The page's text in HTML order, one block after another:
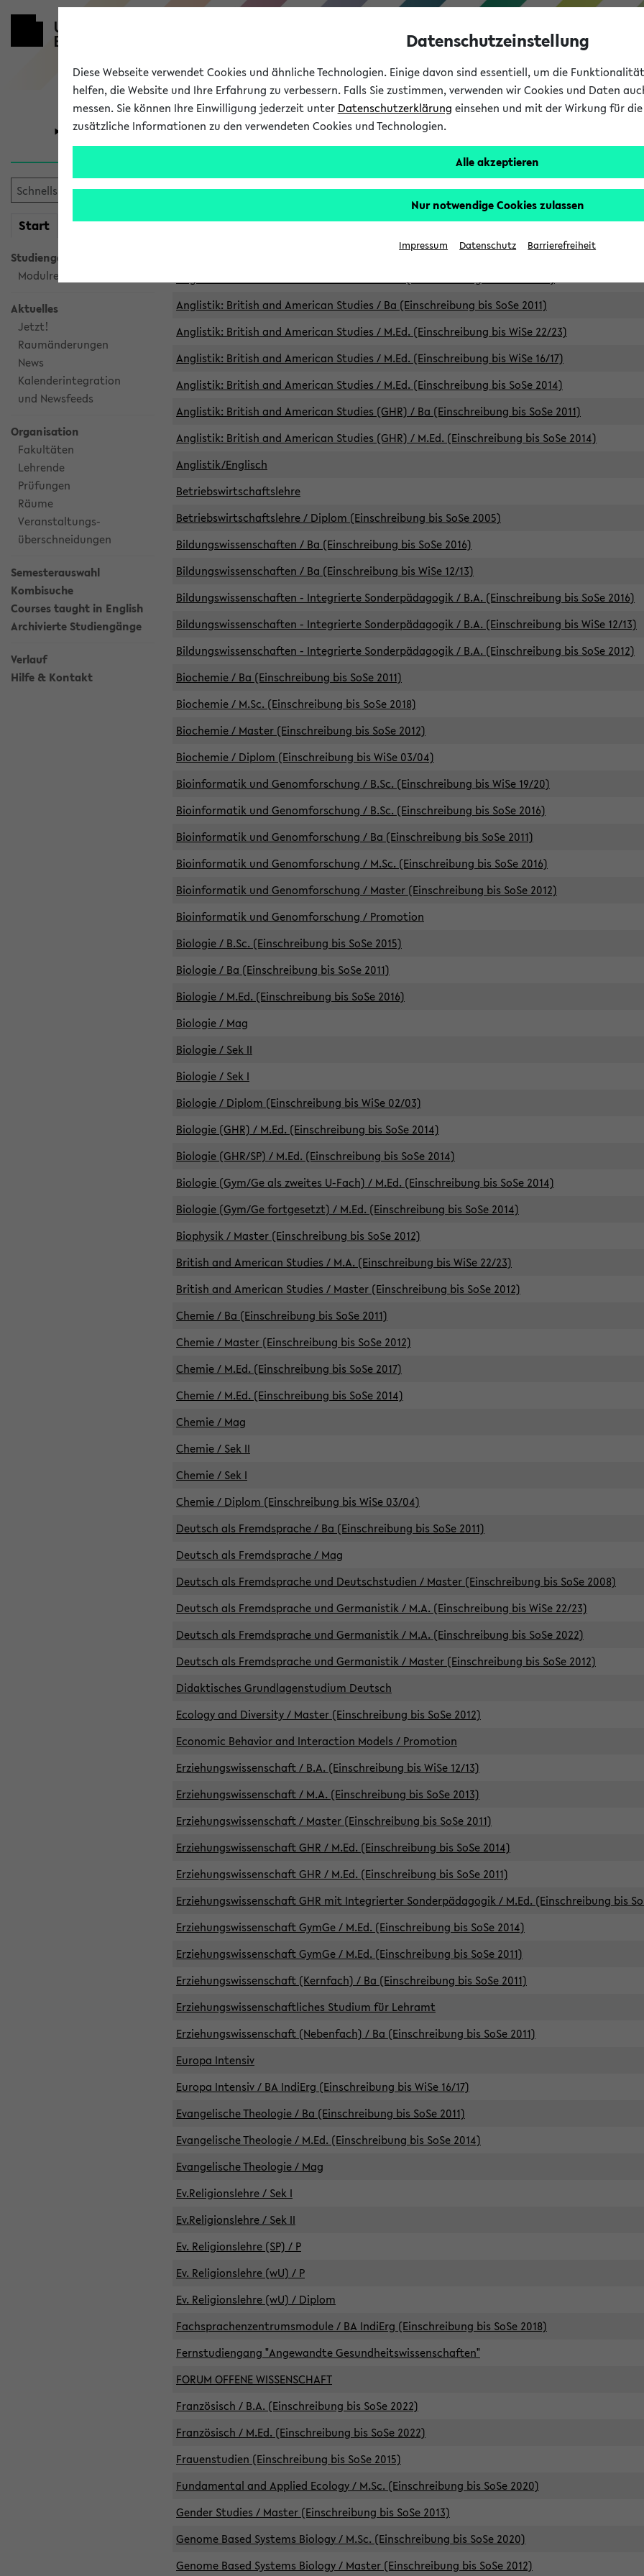
Universität Forschung Studium
Start meineKVV
Studiengangsauswahl
Modulrecherche
Aktuelles
Jetzt!
Raumänderungen
News
Kalenderintegration
und Newsfeeds
Organisation
Fakultäten
Lehrende
Prüfungen
Räume
Veranstaltungs-
überschneidungen
Semesterauswahl
Kombisuche
Courses taught in English
Archivierte Studiengänge
Verlauf
Hilfe & Kontakt
Archivierte Studiengänge
Anglistik: British and American Studies / B.A. (Einschreibung bis WiSe 16/17)
Anglistik: British and American Studies / B.A. (Einschreibung bis SoSe 2015)
Anglistik: British and American Studies / Ba (Einschreibung bis SoSe 2011)
Anglistik: British and American Studies / M.Ed. (Einschreibung bis WiSe 22/23)
Anglistik: British and American Studies / M.Ed. (Einschreibung bis WiSe 16/17)
Anglistik: British and American Studies / M.Ed. (Einschreibung bis SoSe 2014)
Anglistik: British and American Studies (GHR) / Ba (Einschreibung bis SoSe 2011)
Anglistik: British and American Studies (GHR) / M.Ed. (Einschreibung bis SoSe 2014)
Anglistik/Englisch
Betriebswirtschaftslehre
Betriebswirtschaftslehre / Diplom (Einschreibung bis SoSe 2005)
Bildungswissenschaften / Ba (Einschreibung bis SoSe 2016)
Bildungswissenschaften / Ba (Einschreibung bis WiSe 12/13)
Bildungswissenschaften - Integrierte Sonderpädagogik / B.A. (Einschreibung bis SoSe 2016)
Bildungswissenschaften - Integrierte Sonderpädagogik / B.A. (Einschreibung bis WiSe 12/13)
Bildungswissenschaften - Integrierte Sonderpädagogik / B.A. (Einschreibung bis SoSe 2012)
Biochemie / Ba (Einschreibung bis SoSe 2011)
Biochemie / M.Sc. (Einschreibung bis SoSe 2018)
Biochemie / Master (Einschreibung bis SoSe 2012)
Biochemie / Diplom (Einschreibung bis WiSe 03/04)
Bioinformatik und Genomforschung / B.Sc. (Einschreibung bis WiSe 19/20)
Bioinformatik und Genomforschung / B.Sc. (Einschreibung bis SoSe 2016)
Bioinformatik und Genomforschung / Ba (Einschreibung bis SoSe 2011)
Bioinformatik und Genomforschung / M.Sc. (Einschreibung bis SoSe 2016)
Bioinformatik und Genomforschung / Master (Einschreibung bis SoSe 2012)
Bioinformatik und Genomforschung / Promotion
Biologie / B.Sc. (Einschreibung bis SoSe 2015)
Biologie / Ba (Einschreibung bis SoSe 2011)
Biologie / M.Ed. (Einschreibung bis SoSe 2016)
Biologie / Mag
Biologie / Sek II
Biologie / Sek I
Biologie / Diplom (Einschreibung bis WiSe 02/03)
Biologie (GHR) / M.Ed. (Einschreibung bis SoSe 2014)
Biologie (GHR/SP) / M.Ed. (Einschreibung bis SoSe 2014)
Biologie (Gym/Ge als zweites U-Fach) / M.Ed. (Einschreibung bis SoSe 2014)
Biologie (Gym/Ge fortgesetzt) / M.Ed. (Einschreibung bis SoSe 2014)
Biophysik / Master (Einschreibung bis SoSe 2012)
British and American Studies / M.A. (Einschreibung bis WiSe 22/23)
British and American Studies / Master (Einschreibung bis SoSe 2012)
Chemie / Ba (Einschreibung bis SoSe 2011)
Chemie / Master (Einschreibung bis SoSe 2012)
Chemie / M.Ed. (Einschreibung bis SoSe 2017)
Chemie / M.Ed. (Einschreibung bis SoSe 2014)
Chemie / Mag
Chemie / Sek II
Chemie / Sek I
Chemie / Diplom (Einschreibung bis WiSe 03/04)
Deutsch als Fremdsprache / Ba (Einschreibung bis SoSe 2011)
Deutsch als Fremdsprache / Mag
Deutsch als Fremdsprache und Deutschstudien / Master (Einschreibung bis SoSe 2008)
Deutsch als Fremdsprache und Germanistik / M.A. (Einschreibung bis WiSe 22/23)
Deutsch als Fremdsprache und Germanistik / M.A. (Einschreibung bis SoSe 2022)
Deutsch als Fremdsprache und Germanistik / Master (Einschreibung bis SoSe 2012)
Didaktisches Grundlagenstudium Deutsch
Ecology and Diversity / Master (Einschreibung bis SoSe 2012)
Economic Behavior and Interaction Models / Promotion
Erziehungswissenschaft / B.A. (Einschreibung bis WiSe 12/13)
Erziehungswissenschaft / M.A. (Einschreibung bis SoSe 2013)
Erziehungswissenschaft / Master (Einschreibung bis SoSe 2011)
Erziehungswissenschaft GHR / M.Ed. (Einschreibung bis SoSe 2014)
Erziehungswissenschaft GHR / M.Ed. (Einschreibung bis SoSe 2011)
Erziehungswissenschaft GHR mit Integrierter Sonderpädagogik / M.Ed. (Einschreibung bis
Erziehungswissenschaft GymGe / M.Ed. (Einschreibung bis SoSe 2014)
Erziehungswissenschaft GymGe / M.Ed. (Einschreibung bis SoSe 2011)
Erziehungswissenschaft (Kernfach) / Ba (Einschreibung bis SoSe 2011)
Erziehungswissenschaftliches Studium für Lehramt
Erziehungswissenschaft (Nebenfach) / Ba (Einschreibung bis SoSe 2011)
Europa Intensiv
Europa Intensiv / BA IndiErg (Einschreibung bis WiSe 16/17)
Evangelische Theologie / Ba (Einschreibung bis SoSe 2011)
Evangelische Theologie / M.Ed. (Einschreibung bis SoSe 2014)
Evangelische Theologie / Mag
Ev.Religionslehre / Sek I
Ev.Religionslehre / Sek II
Ev. Religionslehre (SP) / P
Ev. Religionslehre (wU) / P
Ev. Religionslehre (wU) / Diplom
Fachsprachenzentrumsmodule / BA IndiErg (Einschreibung bis SoSe 2018)
Fernstudiengang "Angewandte Gesundheitswissenschaften"
FORUM OFFENE WISSENSCHAFT
Französisch / B.A. (Einschreibung bis SoSe 2022)
Französisch / M.Ed. (Einschreibung bis SoSe 2022)
Frauenstudien (Einschreibung bis SoSe 2015)
Fundamental and Applied Ecology / M.Sc. (Einschreibung bis SoSe 2020)
Gender Studies / Master (Einschreibung bis SoSe 2013)
Genome Based Systems Biology / M.Sc. (Einschreibung bis SoSe 2020)
Genome Based Systems Biology / Master (Einschreibung bis SoSe 2012)
Datenschutzeinstellung
Diese Webseite verwendet Cookies und ähnliche Technologien. Einige davon sind essentiell, um die
helfen, die Website und Ihre Erfahrung zu verbessern. Falls Sie zustimmen, verwenden wir Cookies und Daten
messen. Sie können Ihre Einwilligung jederzeit unter Datenschutzerklärung einsehen und mit der Wirkung für
zusätzliche Informationen zu den verwendeten Cookies und Technologien.
Alle akzeptieren
Nur notwendige Cookies zulassen
Impressum Datenschutz Barrierefreiheit